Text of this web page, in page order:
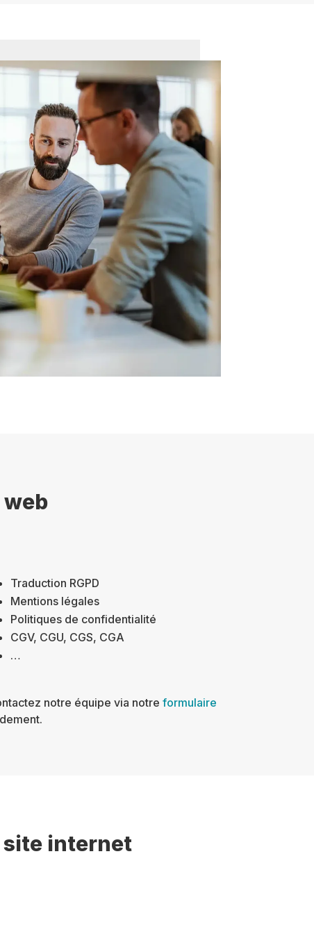
Traduction RGPD
Mentions légales
Politiques de confidentialité
CGV, CGU, CGS, CGA
…
notre équipe via notre formulaire
site internet